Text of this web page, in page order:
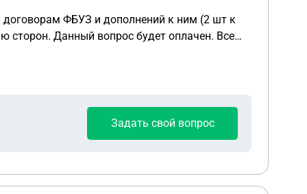
договорам ФБУЗ и дополнений к ним (2 шт к
Все
Задать свой вопрос